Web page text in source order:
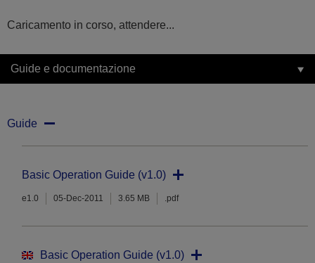
Caricamento in corso, attendere...
Guide e documentazione
Guide
Basic Operation Guide (v1.0)
e1.0 05-Dec-2011 3.65 MB .pdf
Basic Operation Guide (v1.0)